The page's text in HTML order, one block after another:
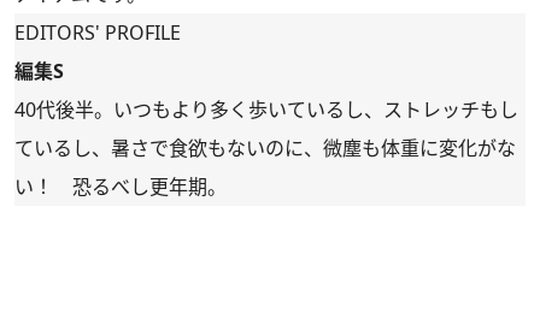
EDITORS' PROFILE
編集S
40代後半。いつもより多く歩いているし、ストレッチもし
ているし、暑さで食欲もないのに、微塵も体重に変化がな
い！ 恐るべし更年期。